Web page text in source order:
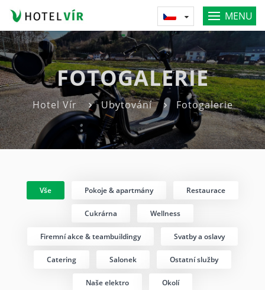
MENU
FOTOGALERIE
Hotel Vír Ubytování Fotogalerie
Vše Pokoje & apartmány Restaurace
Cukrárna Wellness
Firemní akce & teambuildingy Svatby a oslavy
Catering Salonek Ostatní služby
Naše elektro Okolí